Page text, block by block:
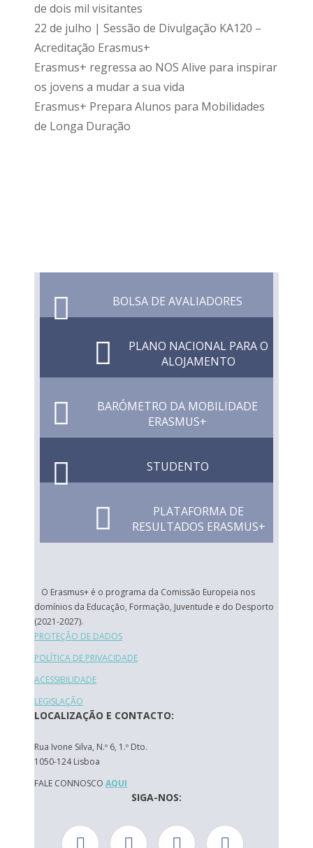
de dois mil visitantes
22 de julho | Sessão de Divulgação KA120 –
Acreditação Erasmus+
Erasmus+ regressa ao NOS Alive para inspirar
os jovens a mudar a sua vida
Erasmus+ Prepara Alunos para Mobilidades
de Longa Duração
BOLSA DE AVALIADORES
PLANO NACIONAL PARA O
ALOJAMENTO
BARÓMETRO DA MOBILIDADE
ERASMUS+
STUDENTO
PLATAFORMA DE
RESULTADOS ERASMUS+
O Erasmus+ é o programa da Comissão Europeia nos
domínios da Educação, Formação, Juventude e do Desporto
(2021-2027).
PROTEÇÃO DE DADOS
POLÍTICA DE PRIVACIDADE
ACESSIBILIDADE
LEGISLAÇÃO
LOCALIZAÇÃO E CONTACTO:
Rua Ivone Silva, N.º 6, 1.º Dto.
1050-124 Lisboa
FALE CONNOSCO AQUI
SIGA-NOS: